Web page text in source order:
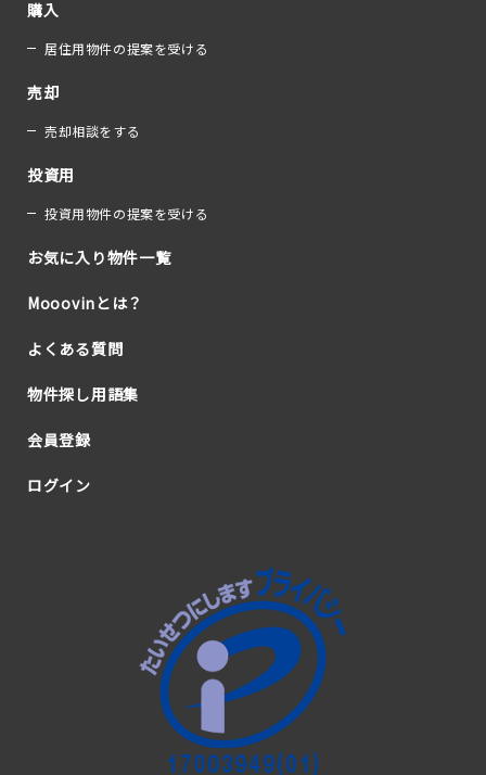
購入
居住用物件の提案を受ける
売却
売却相談をする
投資用
投資用物件の提案を受ける
お気に入り物件一覧
Mooovinとは？
よくある質問
物件探し用語集
会員登録
ログイン